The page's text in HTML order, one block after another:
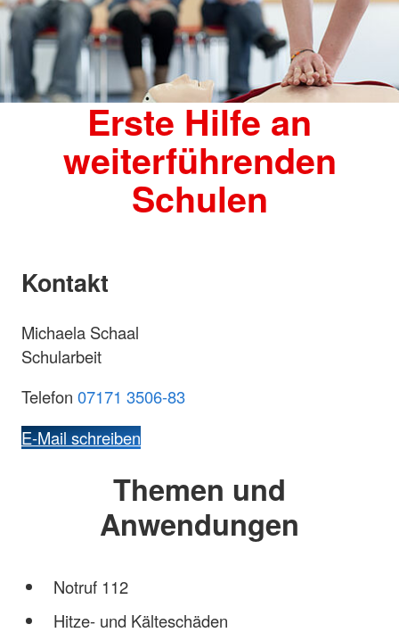
Erste Hilfe an
weiterführenden
Schulen
Kontakt
Michaela Schaal
Schularbeit
Telefon 07171 3506-83
E-Mail schreiben
Themen und
Anwendungen
Notruf 112
Hitze- und Kälteschäden